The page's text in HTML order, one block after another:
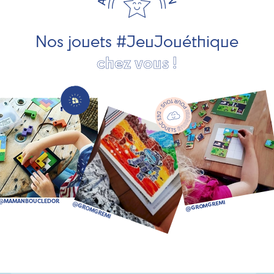
société, des jouets d'imitation, des jeux de plein air, ... et
Nos jouets #JeuJouéthique
chez vous !